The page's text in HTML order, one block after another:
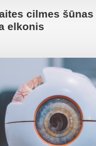
cilmes šūnas
elkonis